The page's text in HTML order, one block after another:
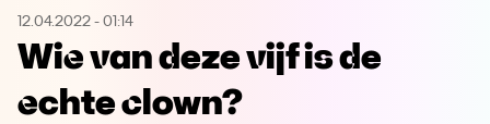
Microsoft Edge Download
Opera
12.04.2022 - 01:14
Wie van deze vijf is de
echte clown?